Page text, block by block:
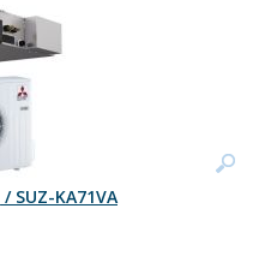
SUZ-KA71VA